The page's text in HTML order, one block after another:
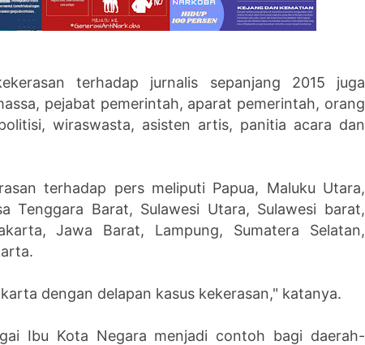
terhadap jurnalis sepanjang 2015 juga
pejabat pemerintah, aparat pemerintah, orang
wiraswasta, asisten artis, panitia acara dan
terhadap pers meliputi Papua, Maluku Utara,
Tenggara Barat, Sulawesi Utara, Sulawesi barat,
Jawa Barat, Lampung, Sumatera Selatan,
dengan delapan kasus kekerasan," katanya.
Ibu Kota Negara menjadi contoh bagi daerah-